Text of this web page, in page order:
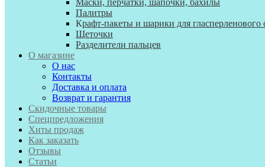
Маски, перчатки, шапочки, бахилы
Палитры
Крафт-пакеты и шарики для гласперленового
Щеточки
Разделители пальцев
О магазине
О нас
Контакты
Доставка и оплата
Возврат и гарантия
Скидочные товары
Спецпредложения
Хиты продаж
Как заказать
Отзывы
Статьи